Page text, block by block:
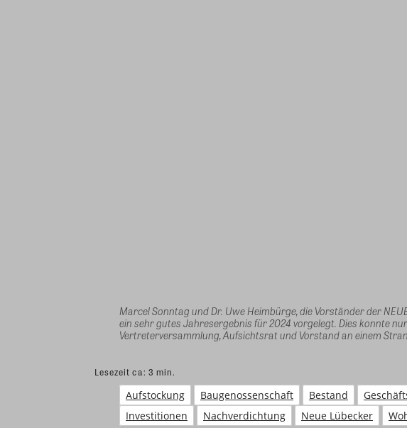
Marcel Sonntag und Dr. Uwe Heimbürge, die Vorständer der
ein sehr gutes Jahresergebnis für 2024 vorgelegt. Dies konnte
Vertreterversammlung, Aufsichtsrat und Vorstand an einem
Lesezeit ca: 3 min.
Aufstockung Baugenossenschaft Bestand
Investitionen
Nachverdichtung Neue Lübecker